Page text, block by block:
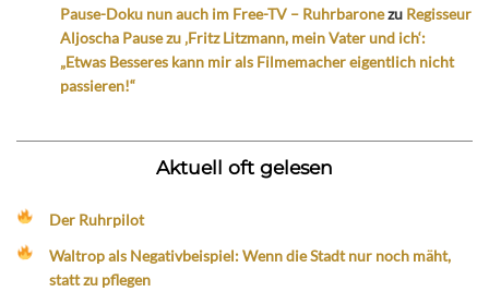
Pause-Doku nun auch im Free-TV – Ruhrbaronezu Regisseur
Aljoscha Pause zu ‚Fritz Litzmann, mein Vater und ich‘:
„Etwas Besseres kann mir als Filmemacher eigentlich nicht
passieren!“
Aktuell oft gelesen
Der Ruhrpilot
Waltrop als Negativbeispiel: Wenn die Stadt nur noch mäht,
statt zu pflegen